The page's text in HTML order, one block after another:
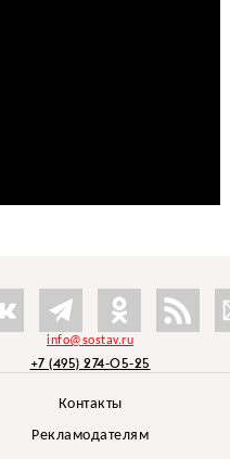
info@sostav.ru
+7 (495) 274-05-25
Контакты
Рекламодателям